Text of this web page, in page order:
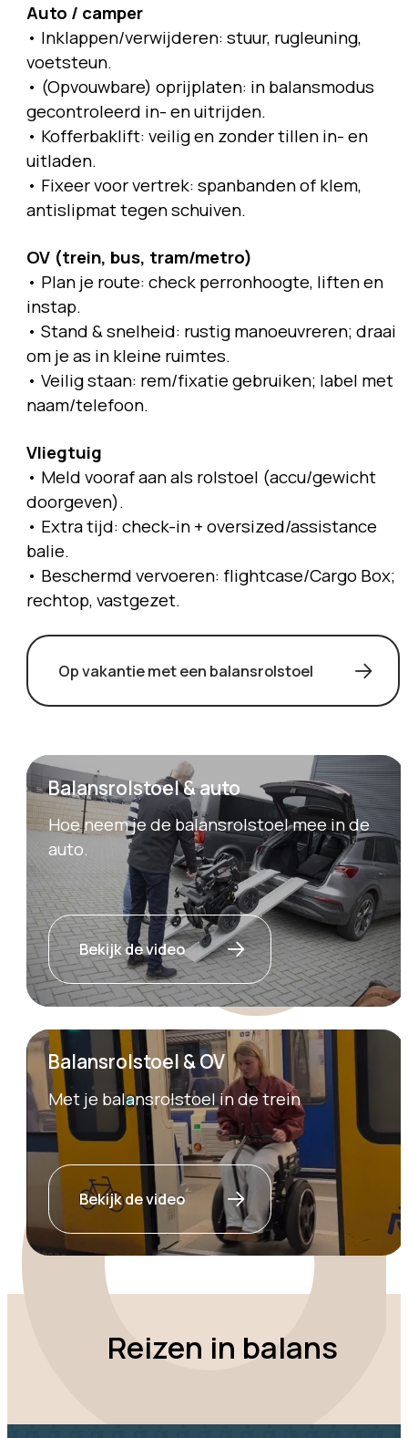
Auto / camper
• Inklappen/verwijderen: stuur, rugleuning,
voetsteun.
• (Opvouwbare) oprijplaten: in balansmodus
gecontroleerd in- en uitrijden.
• Kofferbaklift: veilig en zonder tillen in- en
uitladen.
• Fixeer voor vertrek: spanbanden of klem,
antislipmat tegen schuiven.
OV (trein, bus, tram/metro)
• Plan je route: check perronhoogte, liften en
instap.
• Stand & snelheid: rustig manoeuvreren; draai
om je as in kleine ruimtes.
• Veilig staan: rem/fixatie gebruiken; label met
naam/telefoon.
Vliegtuig
• Meld vooraf aan als rolstoel (accu/gewicht
doorgeven).
• Extra tijd: check-in + oversized/assistance
balie.
• Beschermd vervoeren: flightcase/Cargo Box;
rechtop, vastgezet.
Op vakantie met een balansrolstoel
Balansrolstoel & auto
Hoe neem je de balansrolstoel mee in de
auto.
Bekijk de video
Balansrolstoel & OV
Met je balansrolstoel in de trein
Bekijk de video
Reizen in balans